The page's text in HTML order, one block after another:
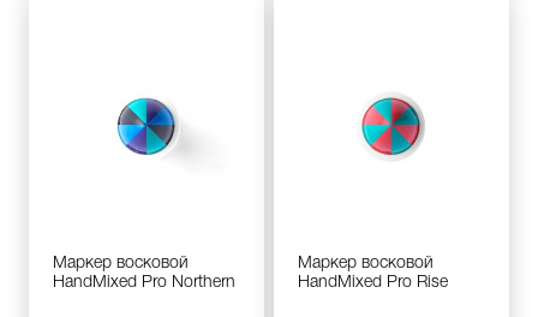
Маркер восковой
HandMixed Pro Northern
Маркер восковой
HandMixed Pro Rise